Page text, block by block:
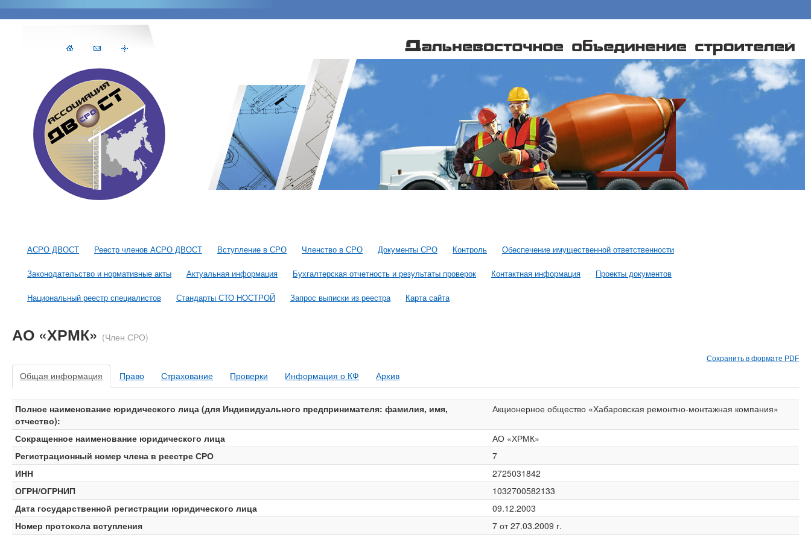
АСРО ДВОСТ Реестр членов АСРО ДВОСТ Вступление в СРО Членство в СРО Документы СРО Контроль Обеспечение имущественной ответственности
Законодательство и нормативные акты Актуальная информация Бухгалтерская отчетность и результаты проверок Контактная информация Проекты документов
Национальный реестр специалистов Стандарты СТО НОСТРОЙ Запрос выписки из реестра Карта сайта
АО «ХРМК» (Член СРО)
Сохранить в формате PDF
Общая информация Право Страхование Проверки Информация о КФ Архив
Полное наименование юридического лица (для Индивидуального предпринимателя: фамилия, имя,
отчество):
Акционерное общество «Хабаровская ремонтно-монтажная компания»
Сокращенное наименование юридического лица
АО «ХРМК»
Регистрационный номер члена в реестре СРО
7
ИНН
2725031842
ОГРН/ОГРНИП
1032700582133
Дата государственной регистрации юридического лица
09.12.2003
Номер протокола вступления
7 от 27.03.2009 г.